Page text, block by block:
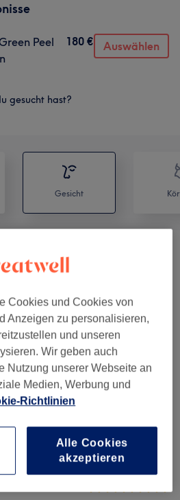
Peel
180 € Auswählen
gesucht hast?
Gesicht
74 Bewertungen
Cookies und Cookies von
Anzeigen zu personalisieren,
und unseren
Wir geben auch
Nutzung unserer Webseite an
Medien, Werbung und
Richtlinien
Alle Cookies
akzeptieren